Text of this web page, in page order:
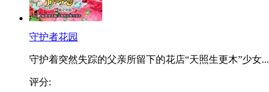
守护者花园
守护着突然失踪的父亲所留下的花店“天照生更木”少女...
评分: